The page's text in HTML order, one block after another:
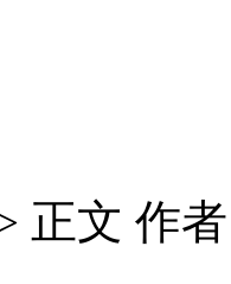
正文 作